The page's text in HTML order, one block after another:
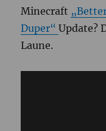
Minecraft
Duper“Update?
Laune.